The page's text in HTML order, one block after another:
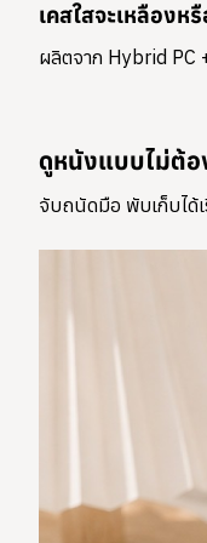
เคสใสจะเหลืองห
ผลิตจาก Hybrid PC
ดูหนังแบบไม่ต้
จับถนัดมือ พับเก็บได้